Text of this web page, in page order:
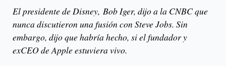
El presidente de Disney, Bob Iger, dijo a la CNBC que
nunca discutieron una fusión con Steve Jobs. Sin
embargo, dijo que habría hecho, si el fundador y
exCEO de Apple estuviera vivo.